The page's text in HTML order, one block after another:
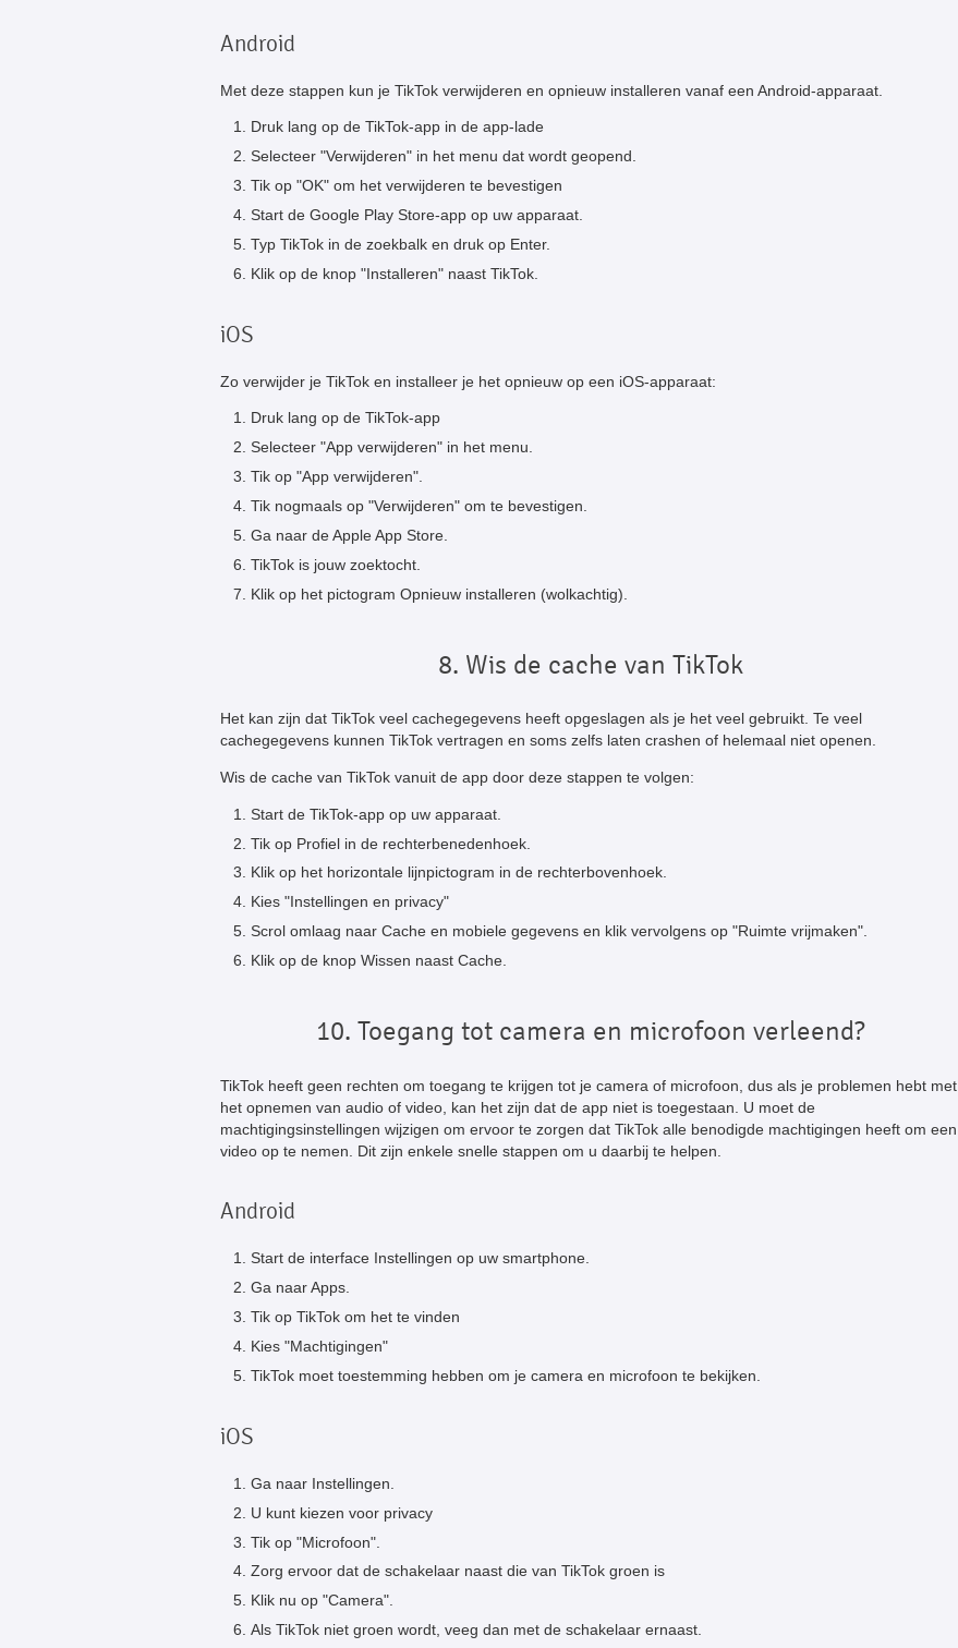
Android
Met deze stappen kun je TikTok verwijderen en opnieuw installeren vanaf een Android-apparaat.
Druk lang op de TikTok-app in de app-lade
Selecteer "Verwijderen" in het menu dat wordt geopend.
Tik op "OK" om het verwijderen te bevestigen
Start de Google Play Store-app op uw apparaat.
Typ TikTok in de zoekbalk en druk op Enter.
Klik op de knop "Installeren" naast TikTok.
iOS
Zo verwijder je TikTok en installeer je het opnieuw op een iOS-apparaat:
Druk lang op de TikTok-app
Selecteer "App verwijderen" in het menu.
Tik op "App verwijderen".
Tik nogmaals op "Verwijderen" om te bevestigen.
Ga naar de Apple App Store.
TikTok is jouw zoektocht.
Klik op het pictogram Opnieuw installeren (wolkachtig).
8. Wis de cache van TikTok
Het kan zijn dat TikTok veel cachegegevens heeft opgeslagen als je het veel gebruikt. Te veel
cachegegevens kunnen TikTok vertragen en soms zelfs laten crashen of helemaal niet openen.
Wis de cache van TikTok vanuit de app door deze stappen te volgen:
Start de TikTok-app op uw apparaat.
Tik op Profiel in de rechterbenedenhoek.
Klik op het horizontale lijnpictogram in de rechterbovenhoek.
Kies "Instellingen en privacy"
Scrol omlaag naar Cache en mobiele gegevens en klik vervolgens op "Ruimte vrijmaken".
Klik op de knop Wissen naast Cache.
10. Toegang tot camera en microfoon verleend?
TikTok heeft geen rechten om toegang te krijgen tot je camera of microfoon, dus als je problemen hebt met
het opnemen van audio of video, kan het zijn dat de app niet is toegestaan. U moet de
machtigingsinstellingen wijzigen om ervoor te zorgen dat TikTok alle benodigde machtigingen heeft om een
video op te nemen. Dit zijn enkele snelle stappen om u daarbij te helpen.
Android
Start de interface Instellingen op uw smartphone.
Ga naar Apps.
Tik op TikTok om het te vinden
Kies "Machtigingen"
TikTok moet toestemming hebben om je camera en microfoon te bekijken.
iOS
Ga naar Instellingen.
U kunt kiezen voor privacy
Tik op "Microfoon".
Zorg ervoor dat de schakelaar naast die van TikTok groen is
Klik nu op "Camera".
Als TikTok niet groen wordt, veeg dan met de schakelaar ernaast.